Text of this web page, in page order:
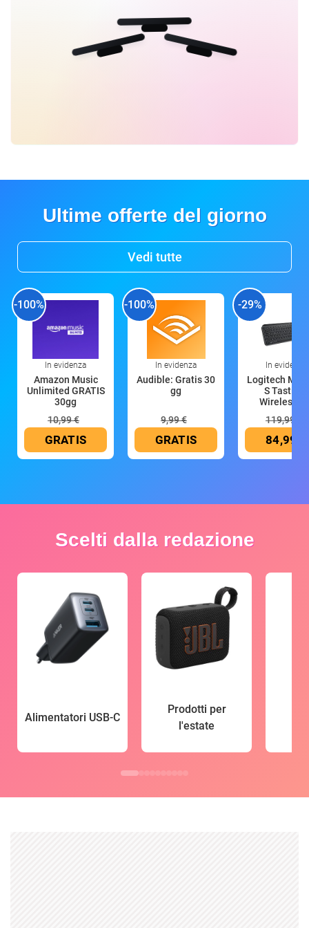
Ultime offerte del giorno
Vedi tutte
-100%
In evidenza
Amazon Music
Unlimited GRATIS
30gg
10,99 €
GRATIS
-100%
In evidenza
Audible: Gratis 30
gg
9,99 €
GRATIS
-29%
In evidenza
Logitech MX
S Tastiera
Wireless
119,99 €
84,99 €
Scelti dalla redazione
Alimentatori USB-C
Prodotti per
l'estate